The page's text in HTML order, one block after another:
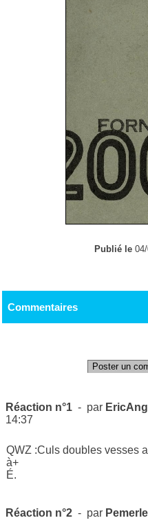
Publié le
Commentaires
Poster un
Réaction n°1 - par
14:37
QWZ :Culs doubles vesses
à+
É.
Réaction n°2 - par Pemerle